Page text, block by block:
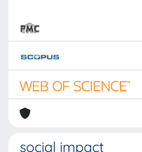
social impact